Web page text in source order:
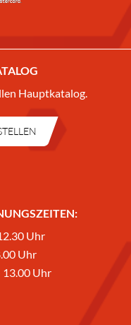
Hauptkatalog.
Uhr
Uhr
13.00 Uhr